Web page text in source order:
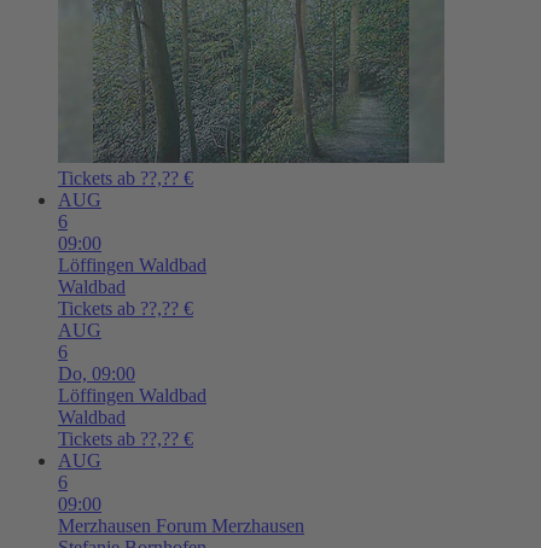
Tickets ab ??,?? €
AUG
6
09:00
Löffingen Waldbad
Waldbad
Tickets ab ??,?? €
AUG
6
Do, 09:00
Löffingen Waldbad
Waldbad
Tickets ab ??,?? €
AUG
6
09:00
Merzhausen Forum Merzhausen